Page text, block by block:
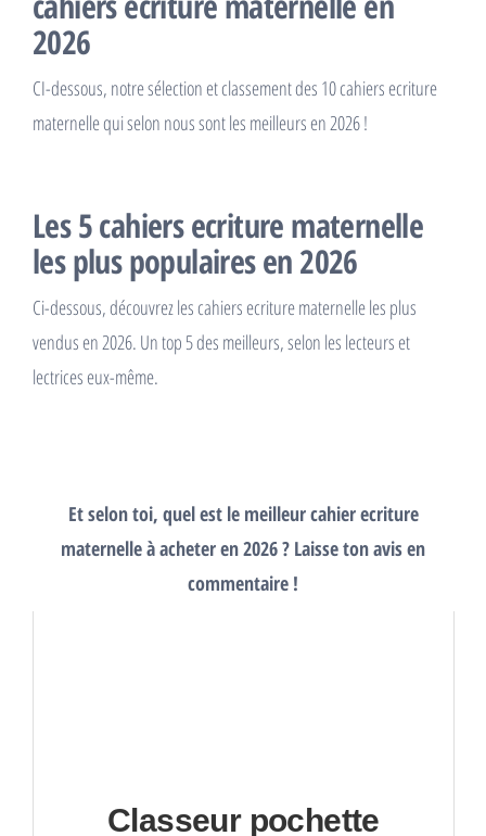
2026
CI-dessous, notre sélection et classement des 10 cahiers ecriture
maternelle qui selon nous sont les meilleurs en 2026 !
Les 5 cahiers ecriture maternelle
les plus populaires en 2026
Ci-dessous, découvrez les cahiers ecriture maternelle les plus
vendus en 2026. Un top 5 des meilleurs, selon les lecteurs et
lectrices eux-même.
Et selon toi, quel est le meilleur cahier ecriture
maternelle à acheter en 2026 ? Laisse ton avis en
commentaire !
Classeur pochette